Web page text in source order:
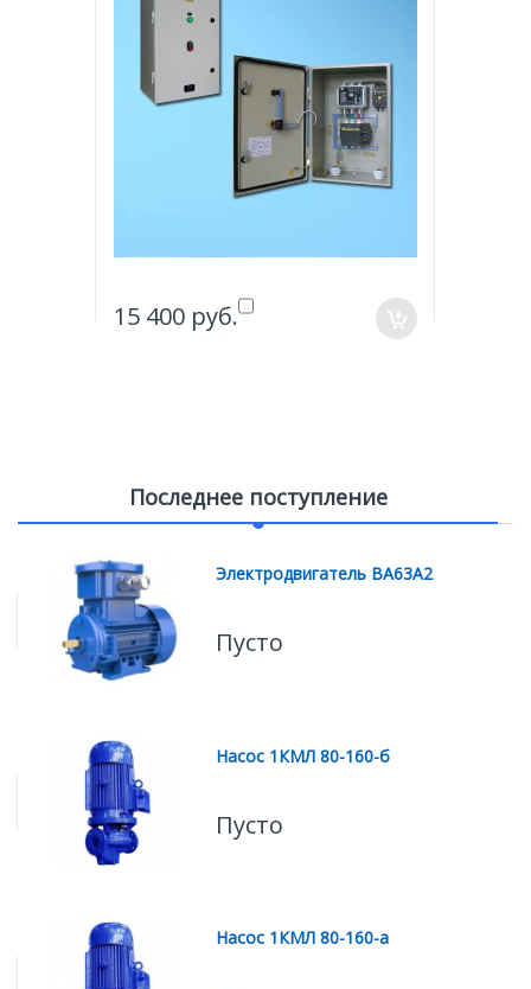
15 400 руб.
Последнее поступление
Электродвигатель ВА63А2
Пусто
Насос 1КМЛ 80-160-б
Пусто
Насос 1КМЛ 80-160-а